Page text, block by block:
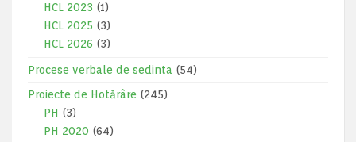
HCL 2023 (1)
HCL 2025 (3)
HCL 2026 (3)
Procese verbale de sedinta (54)
Proiecte de Hotărâre (245)
PH (3)
PH 2020 (64)